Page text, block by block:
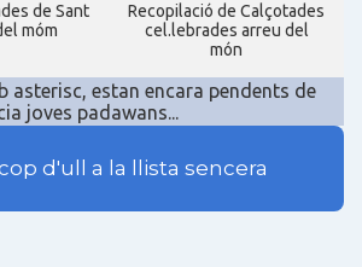
de Sant
móm
Recopilació de Calçotades
cel.lebrades arreu del
món
asterisc, estan encara pendents de
joves padawans...
d'ull a la llista sencera